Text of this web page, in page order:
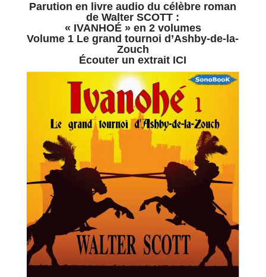
Parution en livre audio du célèbre roman
de Walter SCOTT :
« IVANHOÉ» en 2 volumes
Volume 1 Le grand tournoi d’Ashby-de-la-
Zouch
Écouter un extrait ICI